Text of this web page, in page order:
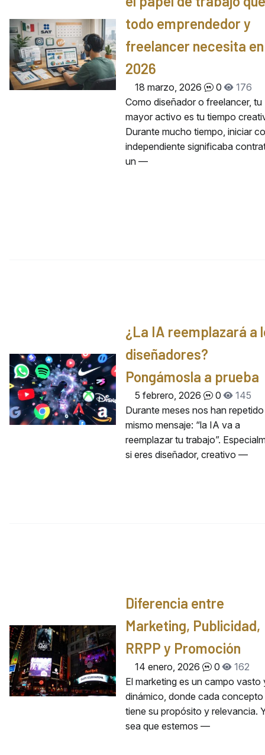
todo emprendedor y
freelancer necesita en
2026
18 marzo, 2026 0
176
Como diseñador o freelancer, tu
mayor activo es tu tiempo
Durante mucho tiempo, iniciar
independiente significaba
un —
¿La IA reemplazará a
diseñadores?
Pongámosla a prueba
5 febrero, 2026 0
145
Durante meses nos han
mismo mensaje: “la IA va a
reemplazar tu trabajo”.
si eres diseñador, creativo —
Diferencia entre
Marketing, Publicidad,
RRPP y Promoción
14 enero, 2026 0
162
El marketing es un campo vasto
dinámico, donde cada concepto
tiene su propósito y relevancia.
sea que estemos —